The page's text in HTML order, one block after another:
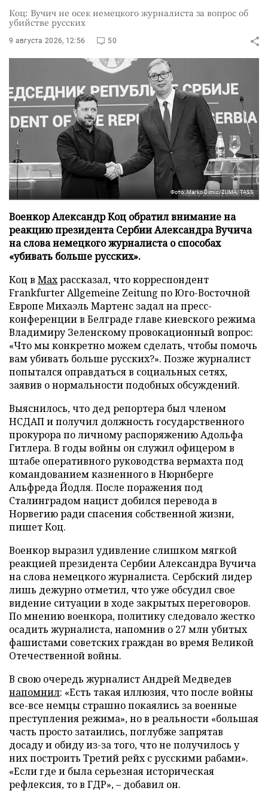
Коц: Вучич не осек немецкого журналиста за вопрос об
убийстве русских
9 августа 2026, 12:56 50
Фото: Marko Dimic/ZUMA/TASS
Военкор Александр Коц обратил внимание на
реакцию президента Сербии Александра Вучича
на слова немецкого журналиста о способах
«убивать больше русских».
Коц в Махрассказал, что корреспондент
Frankfurter Allgemeine Zeitung по Юго-Восточной
Европе Михаэль Мартенс задал на пресс-
конференции в Белграде главе киевского режима
Владимиру Зеленскому провокационный вопрос:
«Что мы конкретно можем сделать, чтобы помочь
вам убивать больше русских?». Позже журналист
попытался оправдаться в социальных сетях,
заявив о нормальности подобных обсуждений.
Выяснилось, что дед репортера был членом
НСДАП и получил должность государственного
прокурора по личному распоряжению Адольфа
Гитлера. В годы войны он служил офицером в
штабе оперативного руководства вермахта под
командованием казненного в Нюрнберге
Альфреда Йодля. После поражения под
Сталинградом нацист добился перевода в
Норвегию ради спасения собственной жизни,
пишет Коц.
Военкор выразил удивление слишком мягкой
реакцией президента Сербии Александра Вучича
на слова немецкого журналиста. Сербский лидер
лишь дежурно отметил, что уже обсудил свое
видение ситуации в ходе закрытых переговоров.
По мнению военкора, политику следовало жестко
осадить журналиста, напомнив о 27 млн убитых
фашистами советских граждан во время Великой
Отечественной войны.
В свою очередь журналист Андрей Медведев
напомнил: «Есть такая иллюзия, что после войны
все-все немцы страшно покаялись за военные
преступления режима», но в реальности «большая
часть просто затаились, поглубже запрятав
досаду и обиду из-за того, что не получилось у
них построить Третий рейх с русскими рабами».
«Если где и была серьезная историческая
рефлексия, то в ГДР», – добавил он.